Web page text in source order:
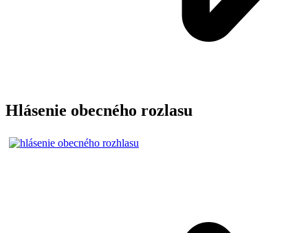
Hlásenie obecného rozlasu